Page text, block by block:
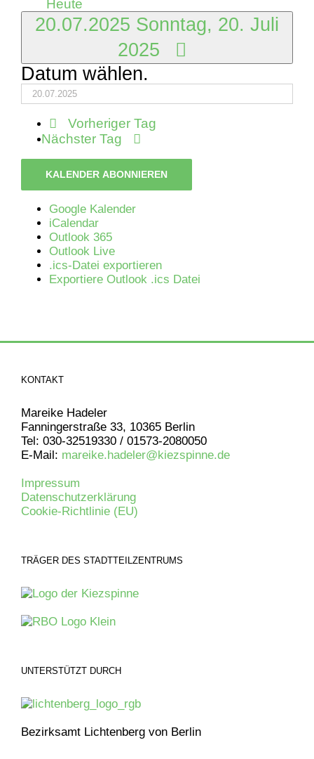
Heute
20.07.2025 Sonntag, 20. Juli
2025
Datum wählen.
Vorheriger Tag
Nächster Tag
KALENDER ABONNIEREN
Google Kalender
iCalendar
Outlook 365
Outlook Live
.ics-Datei exportieren
Exportiere Outlook .ics Datei
KONTAKT
Mareike Hadeler
Fanningerstraße 33, 10365 Berlin
Tel: 030-32519330 / 01573-2080050
E-Mail: mareike.hadeler@kiezspinne.de
Impressum
Datenschutzerklärung
Cookie-Richtlinie (EU)
TRÄGER DES STADTTEILZENTRUMS
UNTERSTÜTZT DURCH
Bezirksamt Lichtenberg von Berlin